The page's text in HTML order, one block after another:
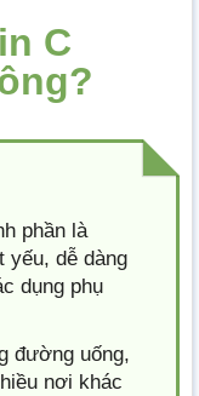
C
phần là
yếu, dễ dàng
dụng phụ
đường uống,
nơi khác